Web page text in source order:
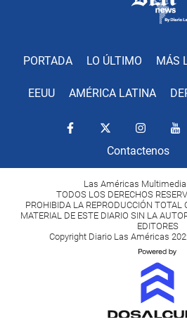
PORTADA LO ÚLTIMO MÁS
EEUU AMÉRICA LATINA
Contactenos
Las Américas Multimedia
TODOS LOS DERECHOS
PROHIBIDA LA REPRODUCCIÓN TOTAL
MATERIAL DE ESTE DIARIO SIN LA
EDITORES
Copyright Diario Las Américas